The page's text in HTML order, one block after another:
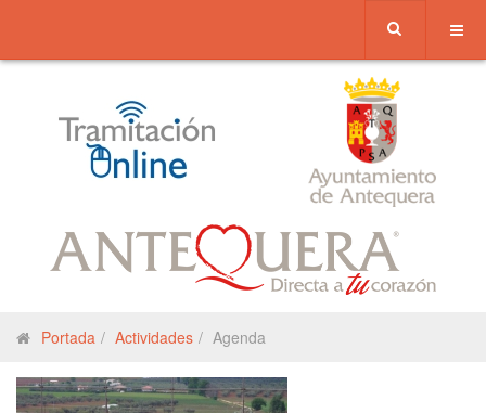
Portada Actividades Agenda